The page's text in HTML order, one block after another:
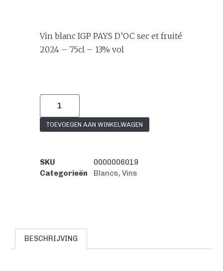
Vin blanc IGP PAYS D’OC sec et fruité
2024 – 75cl – 13% vol
TOEVOEGEN AAN WINKELWAGEN
SKU
0000006019
Categorieën
Blancs, Vins
BESCHRIJVING